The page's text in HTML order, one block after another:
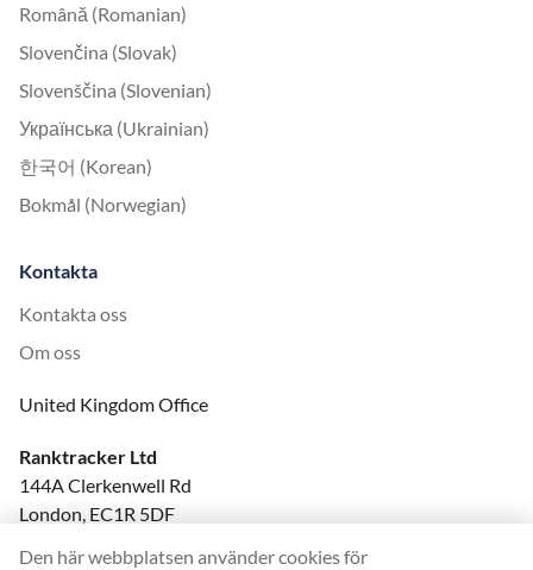
Română (Romanian)
Slovenčina (Slovak)
Slovenščina (Slovenian)
Українська (Ukrainian)
한국어 (Korean)
Bokmål (Norwegian)
Kontakta
Kontakta oss
Om oss
United Kingdom Office
Ranktracker Ltd
144A Clerkenwell Rd
London, EC1R 5DF
Den här webbplatsen använder cookies för